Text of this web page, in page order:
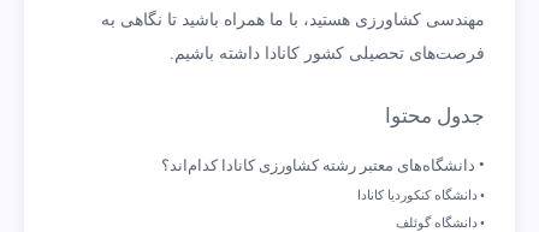
مهندسی کشاورزی هستید، با ما همراه باشید تا نگاهی به
فرصت‌های تحصیلی کشور کانادا داشته باشیم.
جدول محتوا
دانشگاه‌های معتبر رشته کشاورزی کانادا کدام‌اند؟
دانشگاه کنکوردیا کانادا
دانشگاه گوئلف